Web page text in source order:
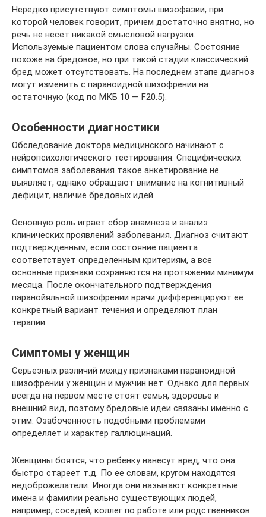
Нередко присутствуют симптомы шизофазии, при
которой человек говорит, причем достаточно внятно, но
речь не несет никакой смысловой нагрузки.
Используемые пациентом слова случайны. Состояние
похоже на бредовое, но при такой стадии классический
бред может отсутствовать. На последнем этапе диагноз
могут изменить с параноидной шизофрении на
остаточную (код по МКБ 10 — F20.5).
Особенности диагностики
Обследование доктора медицинского начинают с
нейропсихологического тестирования. Специфических
симптомов заболевания такое анкетирование не
выявляет, однако обращают внимание на когнитивный
дефицит, наличие бредовых идей.
Основную роль играет сбор анамнеза и анализ
клинических проявлений заболевания. Диагноз считают
подтвержденным, если состояние пациента
соответствует определенным критериям, а все
основные признаки сохраняются на протяжении минимум
месяца. После окончательного подтверждения
паранойяльной шизофрении врачи дифференцируют ее
конкретный вариант течения и определяют план
терапии.
Симптомы у женщин
Серьезных различий между признаками параноидной
шизофрении у женщин и мужчин нет. Однако для первых
всегда на первом месте стоят семья, здоровье и
внешний вид, поэтому бредовые идеи связаны именно с
этим. Озабоченность подобными проблемами
определяет и характер галлюцинаций.
Женщины боятся, что ребенку нанесут вред, что она
быстро стареет т.д. По ее словам, кругом находятся
недоброжелатели. Иногда они называют конкретные
имена и фамилии реально существующих людей,
например, соседей, коллег по работе или родственников.